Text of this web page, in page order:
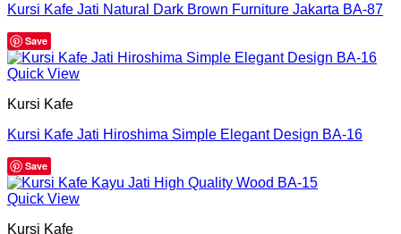
Kursi Kafe Jati Natural Dark Brown Furniture Jakarta BA-87
Save
Quick View
Kursi Kafe
Kursi Kafe Jati Hiroshima Simple Elegant Design BA-16
Save
Quick View
Kursi Kafe